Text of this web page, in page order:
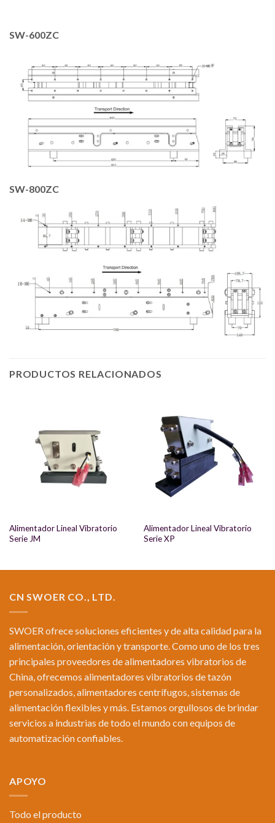
SW-600ZC
SW-800ZC
PRODUCTOS RELACIONADOS
Alimentador Lineal Vibratorio
Serie JM
Alimentador Lineal Vibratorio
Serie XP
CN SWOER CO., LTD.
SWOER ofrece soluciones eficientes y de alta calidad para la
alimentación, orientación y transporte. Como uno de los tres
principales proveedores de alimentadores vibratorios de
China, ofrecemos alimentadores vibratorios de tazón
personalizados, alimentadores centrífugos, sistemas de
alimentación flexibles y más. Estamos orgullosos de brindar
servicios a industrias de todo el mundo con equipos de
automatización confiables.
APOYO
Todo el producto